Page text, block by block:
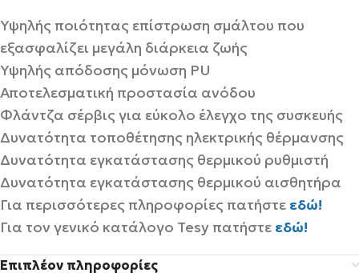
Υψηλής ποιότητας επίστρωση σμάλτου που
εξασφαλίζει μεγάλη διάρκεια ζωής
Υψηλής απόδοσης μόνωση PU
Αποτελεσματική προστασία ανόδου
Φλάντζα σέρβις για εύκολο έλεγχο της συσκευής
Δυνατότητα τοποθέτησης ηλεκτρικής θέρμανσης
Δυνατότητα εγκατάστασης θερμικού ρυθμιστή
Δυνατότητα εγκατάστασης θερμικού αισθητήρα
Για περισσότερες πληροφορίες πατήστε εδώ!
Για τον γενικό κατάλογο Tesy πατήστε εδώ!
Επιπλέον πληροφορίες